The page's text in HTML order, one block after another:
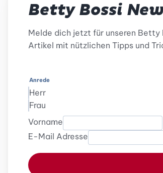
Betty Bossi
Melde dich jetzt für unseren
Artikel mit nützlichen Tipps und
Anrede
Herr
Frau
Vorname
E-Mail Adresse